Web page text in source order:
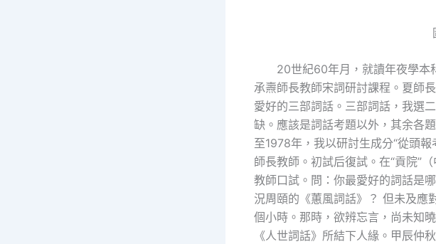
20世紀60年月，就讀年夜學本
承燾師長教師宋詞研討課程。夏師
愛好的三部詞話。三部詞話，我選
缺。應該是詞話考題以外，其余各
至1978年，我以研討生成分“從頭
師長教師。初試后復試。在“貢院”
教師口試。問：你最愛好的詞話是
況周頤的《蕙風詞話》？ 但未及應
個小時。那時，欲辨忘言，尚未知
《人世詞話》所結下人緣。甲辰仲